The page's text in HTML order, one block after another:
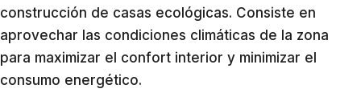
construcción de casas ecológicas. Consiste en
aprovechar las condiciones climáticas de la zona
para maximizar el confort interior y minimizar el
consumo energético.